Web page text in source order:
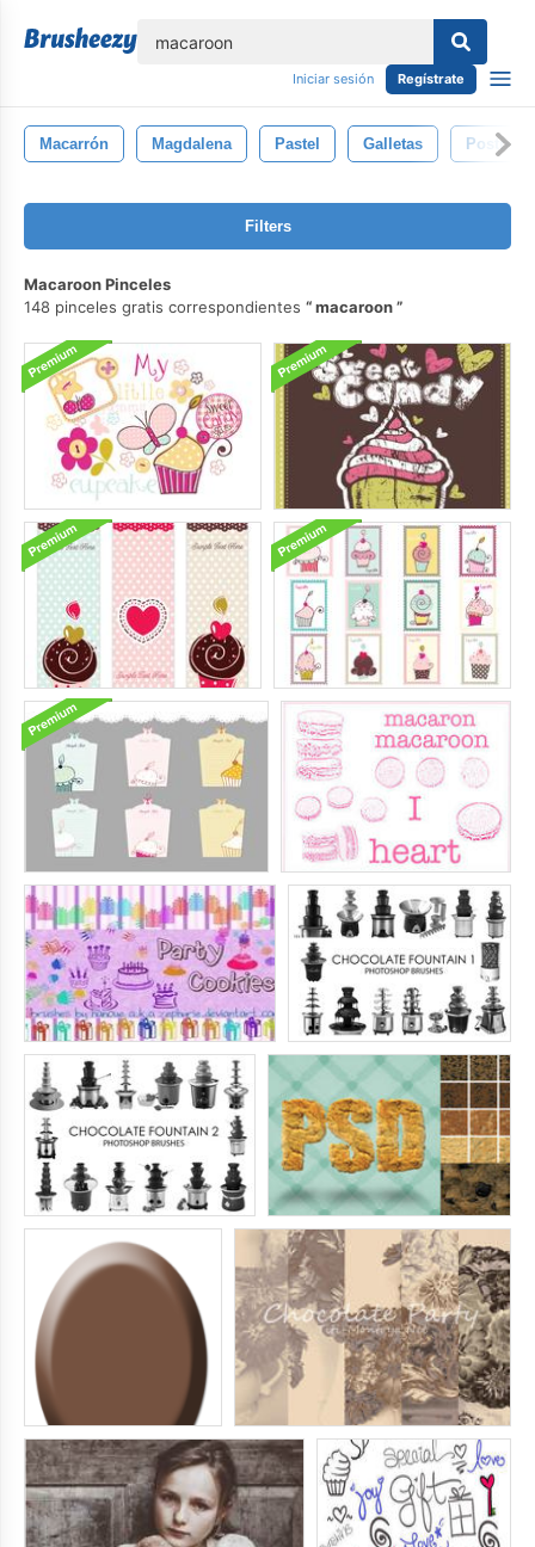
Iniciar sesión Regístrate
Macarrón Magdalena Pastel Galletas Postre
Filters
Macaroon Pinceles
148 pinceles gratis correspondientes
macaroon